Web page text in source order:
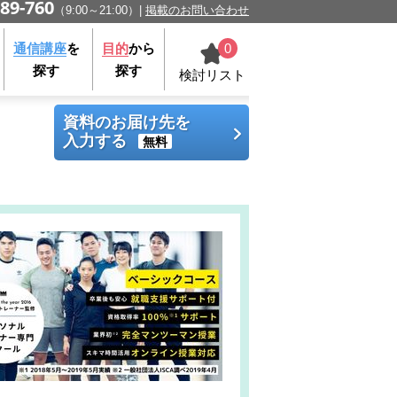
760 （9:00～21:00） 掲載のお問い合わせ
通信講座を
探す
目的から
探す
0
検討リスト
資料のお届け先を
入力する
無料